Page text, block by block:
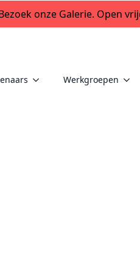
onze Galerie. Open
Werkgroepen